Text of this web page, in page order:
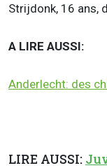
Strijdonk, 16 ans,
A LIRE AUSSI:
Anderlecht: des
LIRE AUSSI: